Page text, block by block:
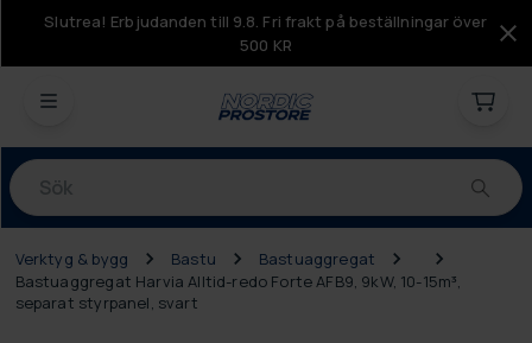
Slutrea! Erbjudanden till 9.8. Fri frakt på beställningar över
500 KR
Produkter
Verktyg & bygg Bastu
Bastuaggregat
Bastuaggregat Harvia Alltid-redo Forte AFB9, 9kW, 10-15m³,
separat styrpanel, svart